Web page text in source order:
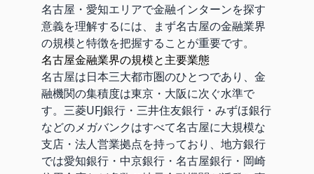
名古屋・愛知エリアで金融インターンを探す
意義を理解するには、まず名古屋の金融業界
の規模と特徴を把握することが重要です。
名古屋金融業界の規模と主要業態
名古屋は日本三大都市圏のひとつであり、金
融機関の集積度は東京・大阪に次ぐ水準で
す。三菱UFJ銀行・三井住友銀行・みずほ銀行
などのメガバンクはすべて名古屋に大規模な
支店・法人営業拠点を持っており、地方銀行
では愛知銀行・中京銀行・名古屋銀行・岡崎